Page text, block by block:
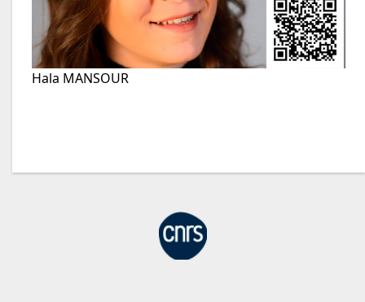
Hala MANSOUR